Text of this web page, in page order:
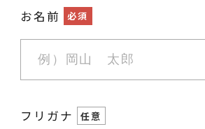
お名前 必須
フリガナ 任意